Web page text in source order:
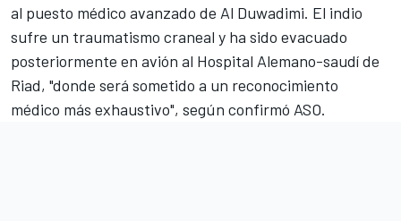
al puesto médico avanzado de Al Duwadimi. El indio
sufre un traumatismo craneal y ha sido evacuado
posteriormente en avión al Hospital Alemano-saudí de
Riad, "donde será sometido a un reconocimiento
médico más exhaustivo", según confirmó ASO.